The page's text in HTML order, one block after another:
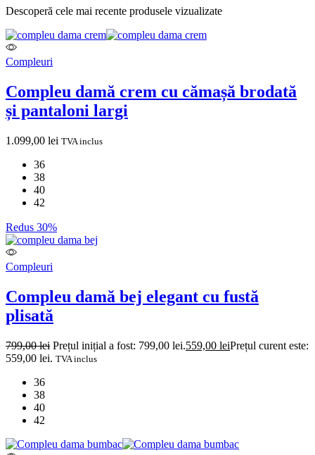
Descoperă cele mai recente produsele vizualizate
Compleuri
Compleu damă crem cu cămașă brodată
și pantaloni largi
1.099,00 lei TVA inclus
36
38
40
42
Redus 30%
Compleuri
Compleu damă bej elegant cu fustă
plisată
799,00lei Prețul inițial a fost: 799,00 lei.559,00 leiPrețul curent este:
559,00 lei. TVA inclus
36
38
40
42